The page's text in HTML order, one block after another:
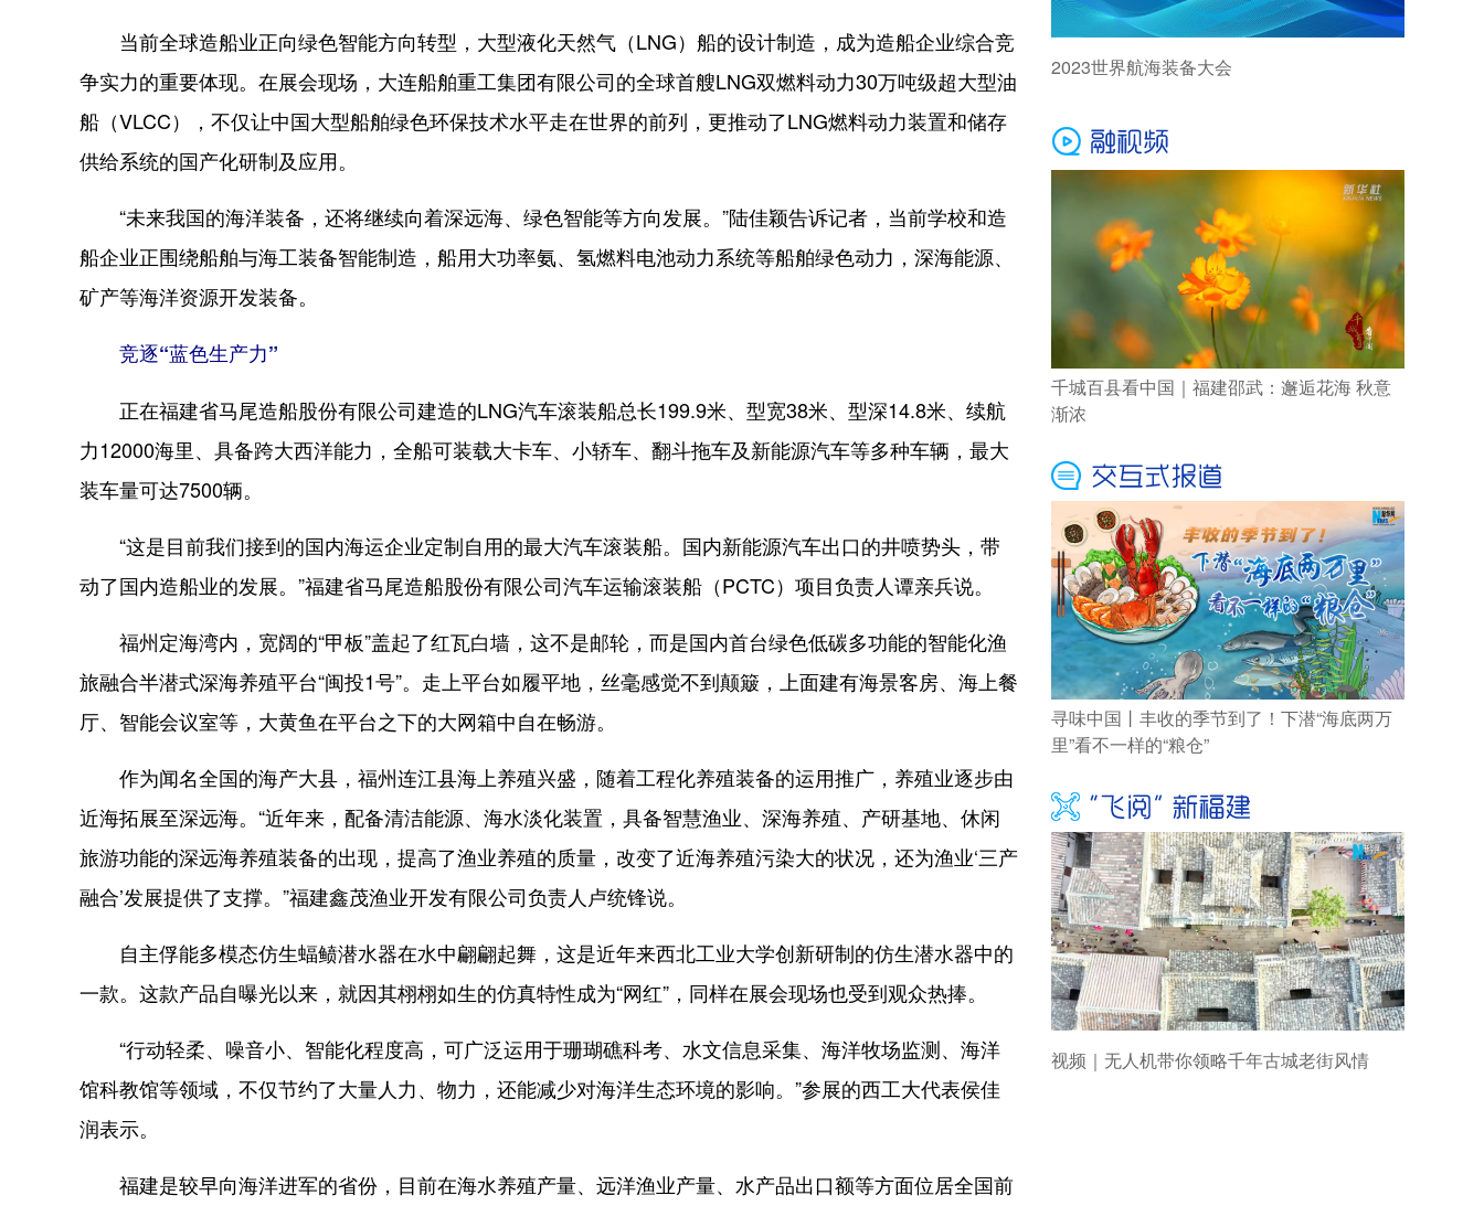
当前全球造船业正向绿色智能方向转型，大型液化天然气（LNG）船的设计制造，成为造船企业综合竞
争实力的重要体现。在展会现场，大连船舶重工集团有限公司的全球首艘LNG双燃料动力30万吨级超大型油
船（VLCC），不仅让中国大型船舶绿色环保技术水平走在世界的前列，更推动了LNG燃料动力装置和储存
供给系统的国产化研制及应用。
“未来我国的海洋装备，还将继续向着深远海、绿色智能等方向发展。”陆佳颖告诉记者，当前学校和造
船企业正围绕船舶与海工装备智能制造，船用大功率氨、氢燃料电池动力系统等船舶绿色动力，深海能源、
矿产等海洋资源开发装备。
竞逐“蓝色生产力”
正在福建省马尾造船股份有限公司建造的LNG汽车滚装船总长199.9米、型宽38米、型深14.8米、续航
力12000海里、具备跨大西洋能力，全船可装载大卡车、小轿车、翻斗拖车及新能源汽车等多种车辆，最大
装车量可达7500辆。
“这是目前我们接到的国内海运企业定制自用的最大汽车滚装船。国内新能源汽车出口的井喷势头，带
动了国内造船业的发展。”福建省马尾造船股份有限公司汽车运输滚装船（PCTC）项目负责人谭亲兵说。
福州定海湾内，宽阔的“甲板”盖起了红瓦白墙，这不是邮轮，而是国内首台绿色低碳多功能的智能化渔
旅融合半潜式深海养殖平台“闽投1号”。走上平台如履平地，丝毫感觉不到颠簸，上面建有海景客房、海上餐
厅、智能会议室等，大黄鱼在平台之下的大网箱中自在畅游。
作为闻名全国的海产大县，福州连江县海上养殖兴盛，随着工程化养殖装备的运用推广，养殖业逐步由
近海拓展至深远海。“近年来，配备清洁能源、海水淡化装置，具备智慧渔业、深海养殖、产研基地、休闲
旅游功能的深远海养殖装备的出现，提高了渔业养殖的质量，改变了近海养殖污染大的状况，还为渔业‘三产
融合’发展提供了支撑。”福建鑫茂渔业开发有限公司负责人卢统锋说。
自主俘能多模态仿生蝠鲼潜水器在水中翩翩起舞，这是近年来西北工业大学创新研制的仿生潜水器中的
一款。这款产品自曝光以来，就因其栩栩如生的仿真特性成为“网红”，同样在展会现场也受到观众热捧。
“行动轻柔、噪音小、智能化程度高，可广泛运用于珊瑚礁科考、水文信息采集、海洋牧场监测、海洋
馆科教馆等领域，不仅节约了大量人力、物力，还能减少对海洋生态环境的影响。”参展的西工大代表侯佳
润表示。
福建是较早向海洋进军的省份，目前在海水养殖产量、远洋渔业产量、水产品出口额等方面位居全国前
2023世界航海装备大会
千城百县看中国｜福建邵武：邂逅花海 秋意
渐浓
寻味中国丨丰收的季节到了！下潜“海底两万
里”看不一样的“粮仓”
视频｜无人机带你领略千年古城老街风情